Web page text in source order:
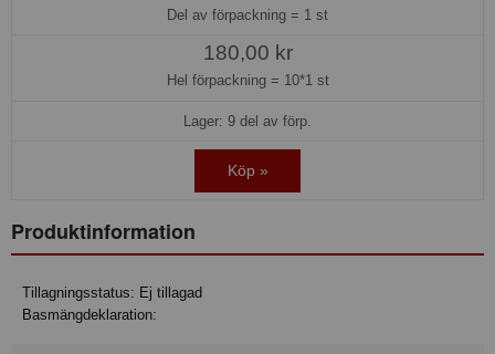
Del av förpackning = 1 st
180,00 kr
Hel förpackning = 10*1 st
Lager: 9 del av förp.
Köp »
Produktinformation
Tillagningsstatus: Ej tillagad
Basmängdeklaration: